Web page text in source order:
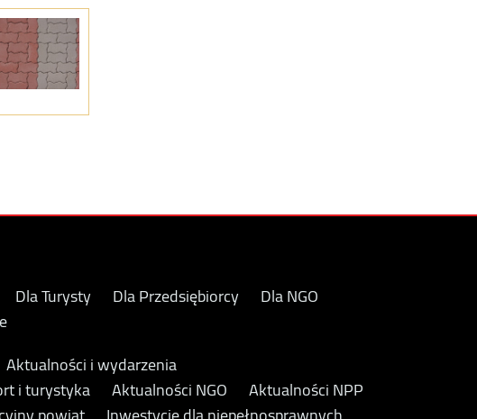
Dla Turysty Dla Przedsiębiorcy
Dla NGO
Aktualności i wydarzenia
i turystyka
Aktualności NGO
Aktualności NPP